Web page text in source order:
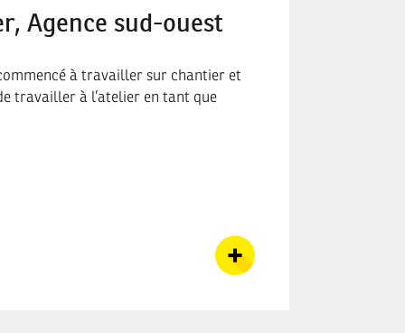
Agence sud-ouest
commencé à travailler sur chantier et
travailler à l’atelier en tant que